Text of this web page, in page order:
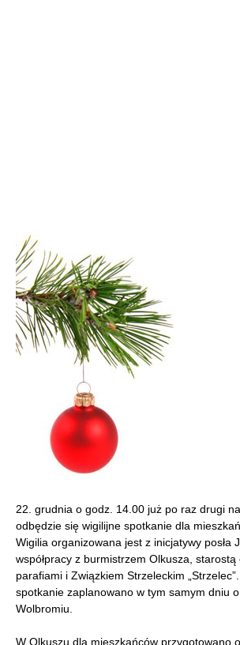
22. grudnia o godz. 14.00 już po raz drugi
odbędzie się wigilijne spotkanie dla
Wigilia organizowana jest z inicjatywy posła
współpracy z burmistrzem Olkusza,
parafiami i Związkiem Strzeleckim
spotkanie zaplanowano w tym samym dniu
Wolbromiu.
W Olkuszu dla mieszkańców przygotowano